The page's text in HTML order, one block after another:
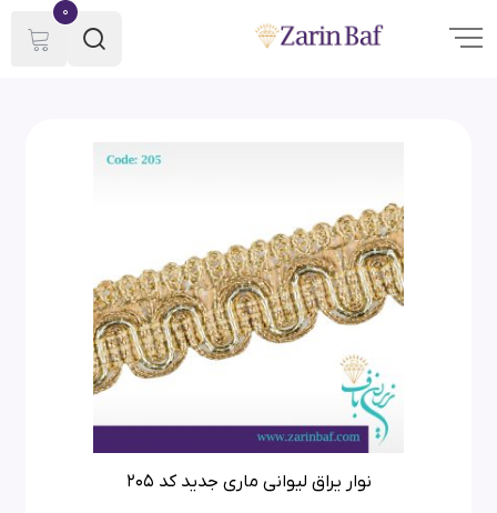
0
نوار یراق لیوانی ماری جدید کد 205